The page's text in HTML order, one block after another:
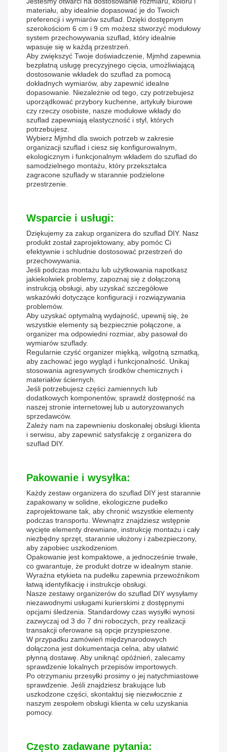
materiału, aby idealnie dopasować je do Twoich
preferencji i wymiarów szuflad. Dzięki dostępnym
szerokościom 6 cm i 9 cm możesz stworzyć modułowy
system przechowywania szuflad, który idealnie
wpasuje się w każdą przestrzeń.
Aby zwiększyć Twoje doświadczenie, Mjmhd zapewnia
bezpłatną usługę precyzyjnego cięcia, umożliwiającą
dostosowanie wkładek do szuflad za pomocą
dokładnych wymiarów, aby zapewnić idealne
dopasowanie. Niezależnie od tego, czy potrzebujesz
uporządkować przybory kuchenne, artykuły biurowe
czy rzeczy osobiste, nasze modułowe wkłady do
szuflad zapewniają elastyczność i styl, których
potrzebujesz.
Wybierz Mjmhd dla swoich potrzeb w zakresie
organizacji szuflad i ciesz się konfigurowalnym,
ekologicznym i funkcjonalnym wkładem do szuflad do
samodzielnego montażu, który przekształca
zagracone szuflady w starannie podzielone
przestrzenie.
Wsparcie i usługi:
Dziękujemy za zakup organizera do szuflad DIY. Nasz
produkt został zaprojektowany, aby pomóc Ci
efektywnie i schludnie dostosować przestrzeń do
przechowywania.
Jeśli podczas montażu lub użytkowania napotkasz
jakiekolwiek problemy, zapoznaj się z dołączoną
instrukcją obsługi, aby uzyskać szczegółowe
wskazówki dotyczące konfiguracji i rozwiązywania
problemów.
Aby uzyskać optymalną wydajność, upewnij się, że
wszystkie elementy są bezpiecznie połączone, a
organizer ma odpowiedni rozmiar, aby pasował do
wymiarów szuflady.
Regularnie czyść organizer miękką, wilgotną szmatką,
aby zachować jego wygląd i funkcjonalność. Unikaj
stosowania agresywnych środków chemicznych i
materiałów ściernych.
Jeśli potrzebujesz części zamiennych lub
dodatkowych komponentów, sprawdź dostępność na
naszej stronie internetowej lub u autoryzowanych
sprzedawców.
Zależy nam na zapewnieniu doskonałej obsługi klienta
i serwisu, aby zapewnić satysfakcję z organizera do
szuflad DIY.
Pakowanie i wysyłka:
Każdy zestaw organizera do szuflad DIY jest starannie
zapakowany w solidne, ekologiczne pudełko
zaprojektowane tak, aby chronić wszystkie elementy
podczas transportu. Wewnątrz znajdziesz wstępnie
wycięte elementy drewniane, instrukcję montażu i cały
niezbędny sprzęt, starannie ułożony i zabezpieczony,
aby zapobiec uszkodzeniom.
Opakowanie jest kompaktowe, a jednocześnie trwałe,
co gwarantuje, że produkt dotrze w idealnym stanie.
Wyraźna etykieta na pudełku zapewnia przewoźnikom
łatwą identyfikację i instrukcje obsługi.
Nasze zestawy organizerów do szuflad DIY wysyłamy
niezawodnymi usługami kurierskimi z dostępnymi
opcjami śledzenia. Standardowy czas wysyłki wynosi
zazwyczaj od 3 do 7 dni roboczych, przy realizacji
transakcji oferowane są opcje przyspieszone.
W przypadku zamówień międzynarodowych
dołączona jest dokumentacja celna, aby ułatwić
płynną dostawę. Aby uniknąć opóźnień, zalecamy
sprawdzenie lokalnych przepisów importowych.
Po otrzymaniu przesyłki prosimy o jej natychmiastowe
sprawdzenie. Jeśli znajdziesz brakujące lub
uszkodzone części, skontaktuj się niezwłocznie z
naszym zespołem obsługi klienta w celu uzyskania
pomocy.
Często zadawane pytania: